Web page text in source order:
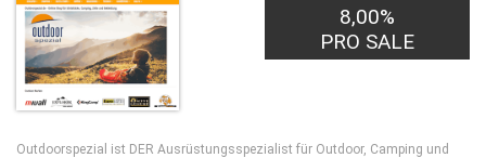
8,00%
PRO SALE
Outdoorspezial ist DER Ausrüstungsspezialist für Outdoor, Camping und